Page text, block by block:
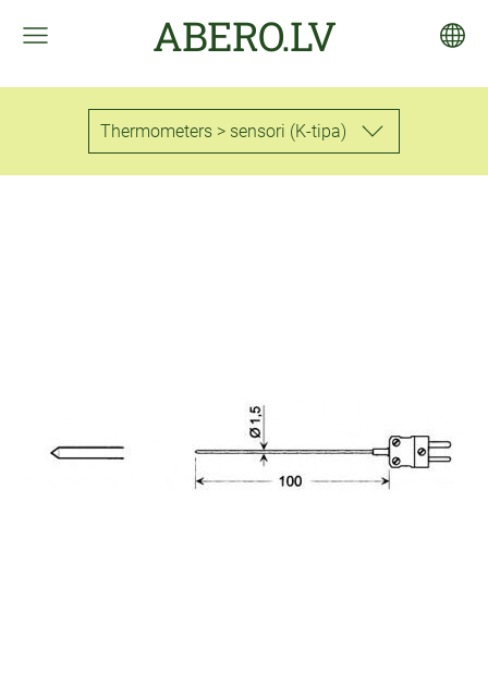
ABERO.LV
Thermometers > sensori (K-tipa)